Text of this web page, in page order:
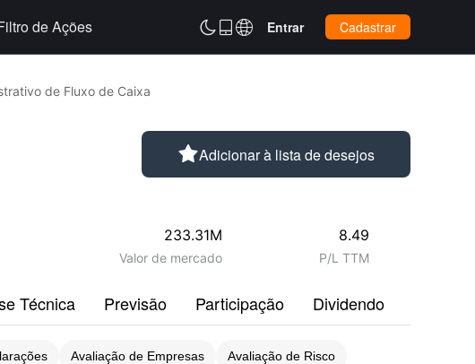
de Ações  Entrar Cadastrar
de Fluxo de Caixa
Adicionar à lista de desejos
233.31M
Valor de mercado
8.49
P/L TTM
Técnica Previsão Participação Dividendo
Avaliação de Empresas Avaliação de Risco